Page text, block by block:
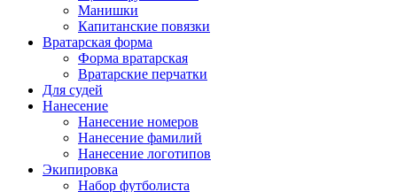
Манишки
Капитанские повязки
Вратарская форма
Форма вратарская
Вратарские перчатки
Для судей
Нанесение
Нанесение номеров
Нанесение фамилий
Нанесение логотипов
Экипировка
Набор футболиста